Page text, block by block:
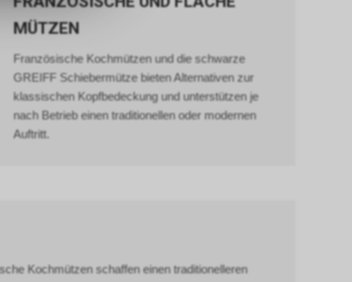
MÜTZEN
Französische Kochmützen und die schwarze
GREIFF Schiebermütze bieten Alternativen zur
klassischen Kopfbedeckung und unterstützen je
nach Betrieb einen traditionellen oder modernen
Auftritt.
Kochmützen schaffen einen traditionelleren
Google
die auf
der
von
der
Für